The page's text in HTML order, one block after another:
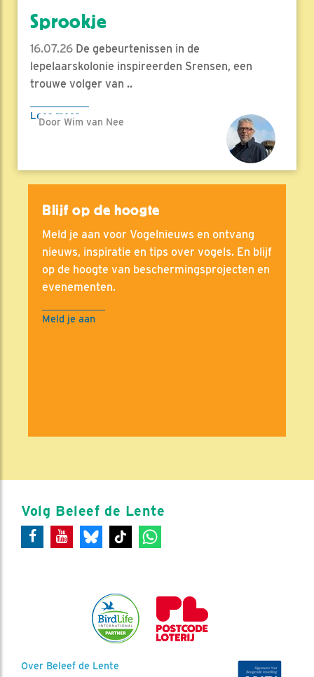
Sprookje
16.07.26 De gebeurtenissen in de
lepelaarskolonie inspireerden Srensen, een
trouwe volger van ..
Lees meer
Door Wim van Nee
Blijf op de hoogte
Meld je aan voor Vogelnieuws en ontvang
nieuws, inspiratie en tips over vogels. En blijf
op de hoogte van beschermingsprojecten en
evenementen.
Meld je aan
Volg Beleef de Lente
Over Beleef de Lente